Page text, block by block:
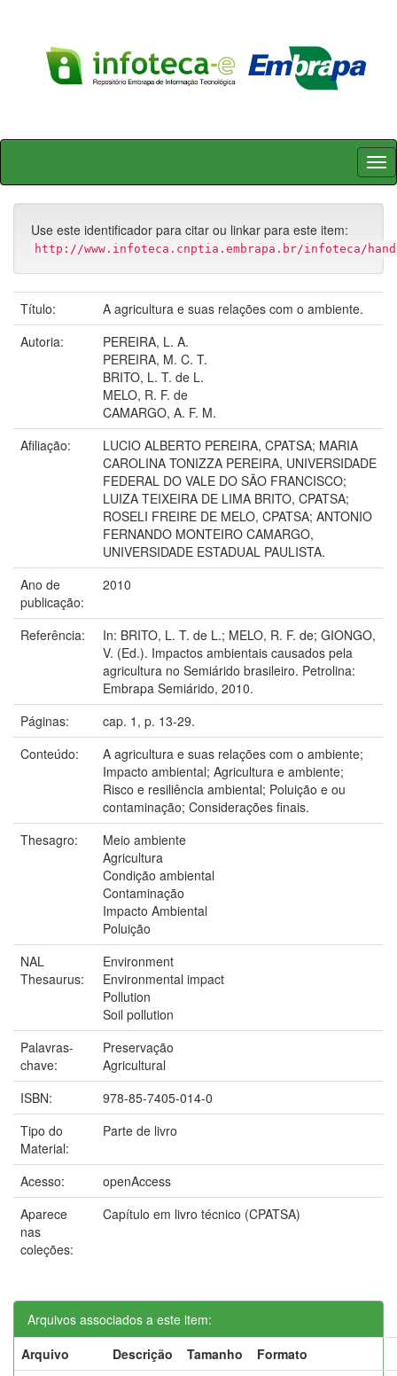
Skip
Use este identificador para citar ou linkar para este item:
http://www.infoteca.cnptia.embrapa.br/infoteca/
Título:
A agricultura e suas relações com o ambiente.
Autoria:
PEREIRA, L. A.
PEREIRA, M. C. T.
BRITO, L. T. de L.
MELO, R. F. de
CAMARGO, A. F. M.
Afiliação:
LUCIO ALBERTO PEREIRA, CPATSA; MARIA
CAROLINA TONIZZA PEREIRA, UNIVERSIDADE
FEDERAL DO VALE DO SÃO FRANCISCO;
LUIZA TEIXEIRA DE LIMA BRITO, CPATSA;
ROSELI FREIRE DE MELO, CPATSA; ANTONIO
FERNANDO MONTEIRO CAMARGO,
UNIVERSIDADE ESTADUAL PAULISTA.
Ano de
publicação:
2010
Referência:
In: BRITO, L. T. de L.; MELO, R. F. de; GIONGO,
V. (Ed.). Impactos ambientais causados pela
agricultura no Semiárido brasileiro. Petrolina:
Embrapa Semiárido, 2010.
Páginas:
cap. 1, p. 13-29.
Conteúdo:
A agricultura e suas relações com o ambiente;
Impacto ambiental; Agricultura e ambiente;
Risco e resiliência ambiental; Poluição e ou
contaminação; Considerações finais.
Thesagro:
Meio ambiente
Agricultura
Condição ambiental
Contaminação
Impacto Ambiental
Poluição
NAL
Thesaurus:
Environment
Environmental impact
Pollution
Soil pollution
Palavras-
chave:
Preservação
Agricultural
ISBN:
978-85-7405-014-0
Tipo do
Material:
Parte de livro
Acesso:
openAccess
Aparece
nas
coleções:
Capítulo em livro técnico (CPATSA)
Arquivos associados a este item:
Arquivo
Descrição Tamanho
Formato